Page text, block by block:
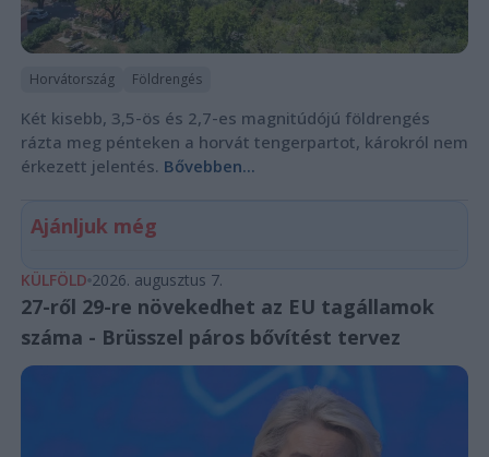
Horvátország Földrengés
Két kisebb, 3,5-ös és 2,7-es magnitúdójú földrengés
rázta meg pénteken a horvát tengerpartot, károkról nem
érkezett jelentés. Bővebben...
Ajánljuk még
KÜLFÖLD 2026. augusztus 7.
27-ről 29-re növekedhet az EU tagállamok
száma - Brüsszel páros bővítést tervez